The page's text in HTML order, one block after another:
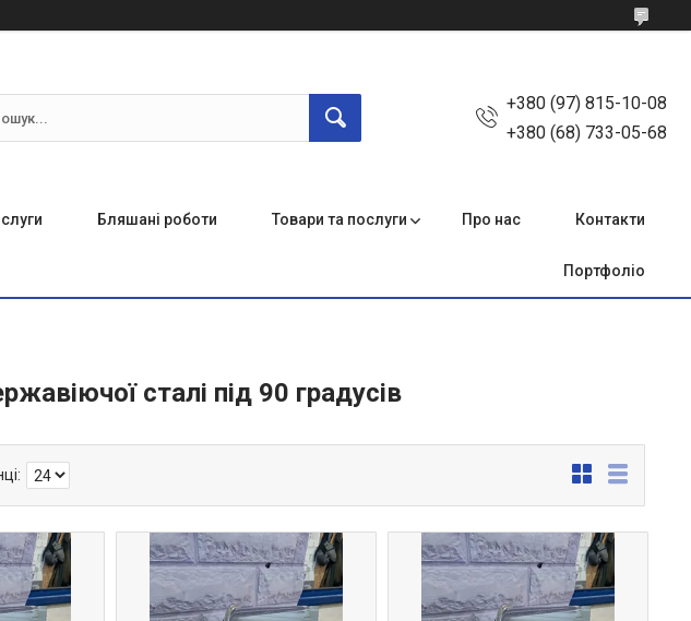
+380 (97) 815-10-08
+380 (68) 733-05-68
Бляшані роботи Товари та послуги Про нас Контакти
Портфоліо
сталі під 90 градусів